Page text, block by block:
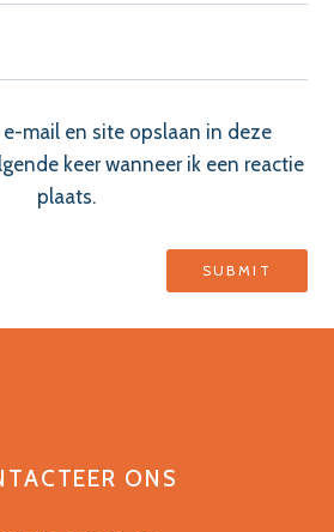
mail en site opslaan in deze
keer wanneer ik een reactie
plaats.
ONS